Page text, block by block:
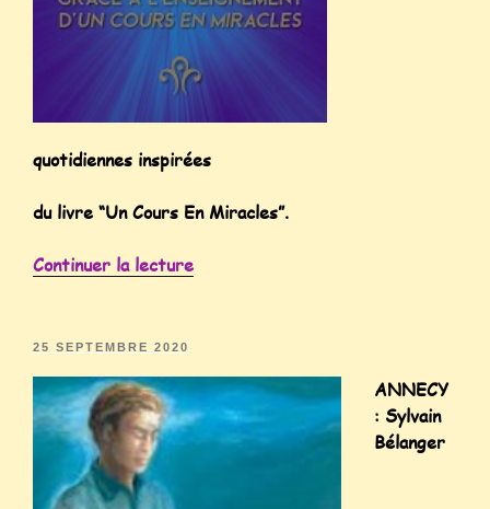
quotidiennes inspirées
du livre “Un Cours En Miracles”.
Continuer la lecture
25 SEPTEMBRE 2020
ANNECY
: Sylvain
Bélanger